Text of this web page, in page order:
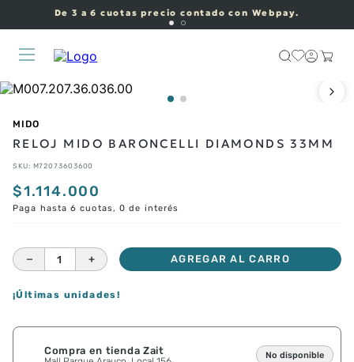
De 3 a 6 cuotas precio contado con Webpay.
MIDO
RELOJ MIDO BARONCELLI DIAMONDS 33MM
SKU: M72073603600
$1.114.000
Paga hasta 6 cuotas, 0 de interés
＋
－ AGREGAR AL CARRO
¡Últimas unidades!
Compra en tienda Zait No disponible